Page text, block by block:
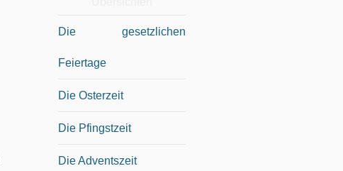
Die gesetzlichen
Feiertage
Die Osterzeit
Die Pfingstzeit
Die Adventszeit